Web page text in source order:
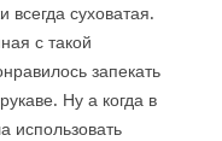
всегда суховатая.
с такой
запекать
Ну а когда в
использовать